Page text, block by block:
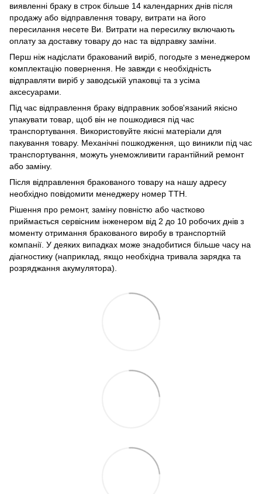
виявленні браку в строк більше 14 календарних днів після
продажу або відправлення товару, витрати на його
пересилання несете Ви. Витрати на пересилку включають
оплату за доставку товару до нас та відправку заміни.
Перш ніж надіслати бракований виріб, погодьте з менеджером
комплектацію повернення. Не завжди є необхідність
відправляти виріб у заводській упаковці та з усіма
аксесуарами.
Під час відправлення браку відправник зобов'язаний якісно
упакувати товар, щоб він не пошкодився під час
транспортування. Використовуйте якісні матеріали для
пакування товару. Механічні пошкодження, що виникли під час
транспортування, можуть унеможливити гарантійний ремонт
або заміну.
Після відправлення бракованого товару на нашу адресу
необхідно повідомити менеджеру номер ТТН.
Рішення про ремонт, заміну повністю або частково
приймається сервісним інженером від 2 до 10 робочих днів з
моменту отримання бракованого виробу в транспортній
компанії. У деяких випадках може знадобитися більше часу на
діагностику (наприклад, якщо необхідна тривала зарядка та
розряджання акумулятора).